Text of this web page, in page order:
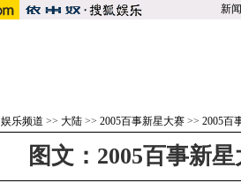
新闻
娱乐频道 >> 大陆 >> 2005百事新星大赛 >> 2005百
图文：2005百事新